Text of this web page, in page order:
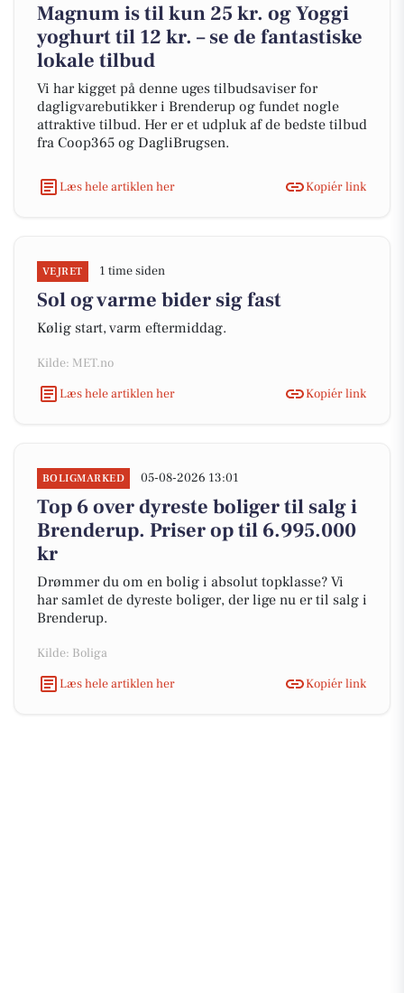
Magnum is til kun 25 kr. og Yoggi
yoghurt til 12 kr. – se de fantastiske
lokale tilbud
Vi har kigget på denne uges tilbudsaviser for
dagligvarebutikker i Brenderup og fundet nogle
attraktive tilbud. Her er et udpluk af de bedste tilbud
fra Coop365 og DagliBrugsen.
Læs hele artiklen her Kopiér link
VEJRET 1 time siden
Sol og varme bider sig fast
Kølig start, varm eftermiddag.
Kilde: MET.no
Læs hele artiklen her
Kopiér link
BOLIGMARKED 05-08-2026 13:01
Top 6 over dyreste boliger til salg i
Brenderup. Priser op til 6.995.000
kr
Drømmer du om en bolig i absolut topklasse? Vi
har samlet de dyreste boliger, der lige nu er til salg i
Brenderup.
Kilde: Boliga
Læs hele artiklen her
Kopiér link